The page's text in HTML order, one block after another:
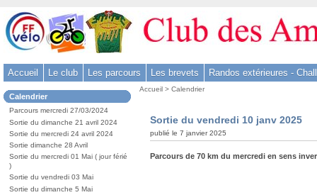
Aller
au
contenu
Aller
menu
-
Aller
à
la
recherche
Accueil Le club Les parcours Les brevets Randos extérieures -
Dans
la
rubrique
:
Calendrier
Parcours mercredi 27/03/2024
Sortie du dimanche 21 avril 2024
Sortie du mercredi 24 avril 2024
Sortie dimanche 28 Avril
Sortie du mercredi 01 Mai ( jour férié
)
Sortie du vendredi 03 Mai
Sortie du dimanche 5 Mai
Vous
Accueil >Calendrier
Sortie du vendredi 10 janv 2025
publié le 7 janvier 2025
Parcours de 70 km du mercredi en sens